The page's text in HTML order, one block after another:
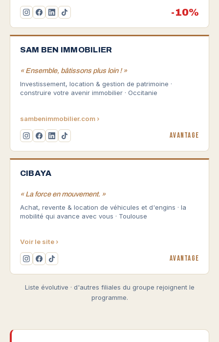
-10%
SAM BEN IMMOBILIER
« Ensemble, bâtissons plus loin ! »
Investissement, location & gestion de patrimoine ·
construire votre avenir immobilier · Occitanie
sambenimmobilier.com ›
Avantage
CIBAYA
« La force en mouvement. »
Achat, revente & location de véhicules et d'engins · la
mobilité qui avance avec vous · Toulouse
Voir le site ›
Avantage
Liste évolutive · d'autres filiales du groupe rejoignent le
programme.